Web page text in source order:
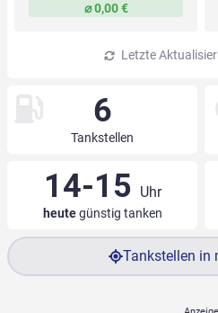
⌀ 0,00 €
Letzte
6
Tankstellen
14-15 Uhr
heutegünstig tanken
Tankstellen in